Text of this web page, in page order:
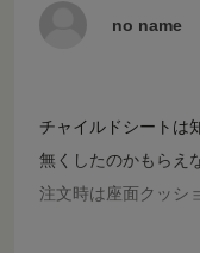
no name
チャイルドシートは
無くしたのかもらえ
注文時は座面クッシ